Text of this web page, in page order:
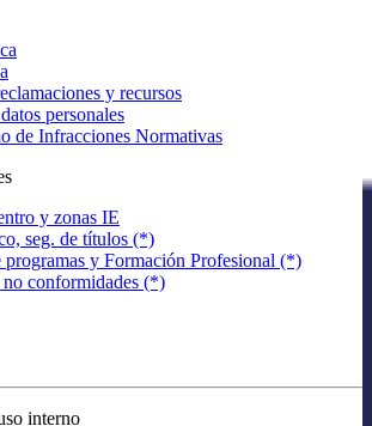
y recursos
personales
de Infracciones Normativas
y zonas IE
seg. de títulos (*)
programas y Formación Profesional (*)
no conformidades (*)
interno